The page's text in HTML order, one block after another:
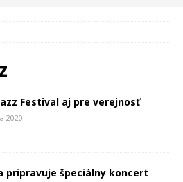
Festival aj pre verejnosť
2020
pripravuje špeciálny koncert